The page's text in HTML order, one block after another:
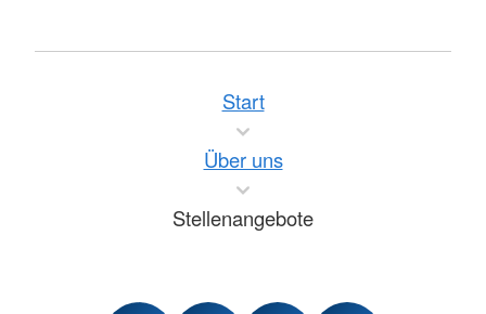
Start
Über uns
Stellenangebote